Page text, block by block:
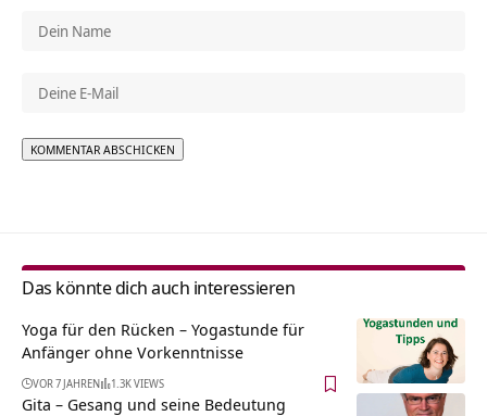
Das könnte dich auch interessieren
Yoga für den Rücken – Yogastunde für
Anfänger ohne Vorkenntnisse
VOR 7 JAHREN 1.3K VIEWS
Gita – Gesang und seine Bedeutung